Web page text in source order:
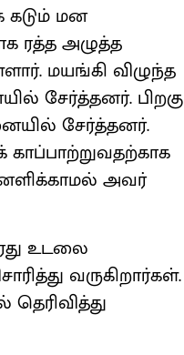
கடும் மன
ரத்த அழுத்த
மயங்கி விழுந்த
சேர்த்தனர். பிறகு
சேர்த்தனர்.
அவர்
உடலை
வருகிறார்கள்.